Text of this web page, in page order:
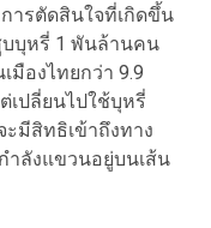
ารตัดสินใจที่เกิดขึ้น
บุหรี่ 1 พันล้านคน
มืองไทยกว่า 9.9
ปลี่ยนไปใช้บุหรี่
มีสิทธิเข้าถึงทาง
ำลังแขวนอยู่บนเส้น